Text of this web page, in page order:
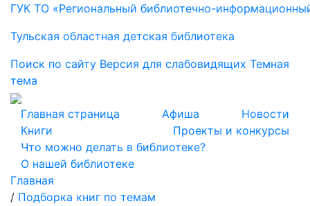
ГУК ТО «Региональный библиотечно-
Тульская областная детская библиотека
Поиск по сайту Версия для слабовидящих Темная
тема
Главная страница Афиша
Новости
Книги
Проекты и конкурсы
Что можно делать в библиотеке?
О нашей библиотеке
Главная
/ Подборка книг по темам